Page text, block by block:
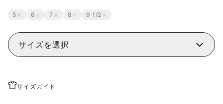
5 6 7 8 9 1/2
サイズを選択
サイズガイド